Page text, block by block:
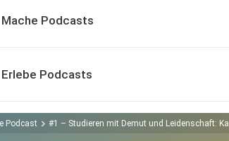
Mache Podcasts
Erlebe Podcasts
Podcast #1 – Studieren mit Demut und Leidenschaft: